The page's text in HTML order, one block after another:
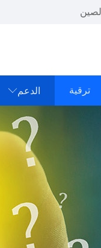
ترقية الدعم